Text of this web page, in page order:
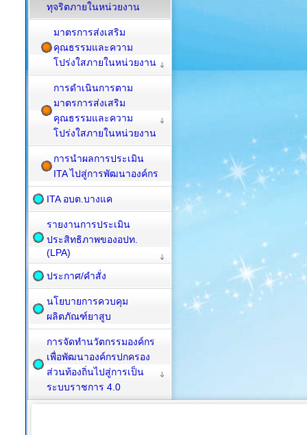
ทุจริตภายในหน่วยงาน
มาตรการส่งเสริม
คุณธรรมและความ
โปร่งใสภายในหน่วยงาน
การดำเนินการตาม
มาตรการส่งเสริม
คุณธรรมและความ
โปร่งใสภายในหน่วยงาน
การนำผลการประเมิน
ITA ไปสู่การพัฒนาองค์กร
ITA อบต.บางแค
รายงานการประเมิน
ประสิทธิภาพของอปท.
(LPA)
ประกาศ/คำสั่ง
นโยบายการควบคุม
ผลิตภัณฑ์ยาสูบ
การจัดทำนวัตกรรมองค์กร
เพื่อพัฒนาองค์กรปกครอง
ส่วนท้องถิ่นไปสู่การเป็น
ระบบราชการ 4.0